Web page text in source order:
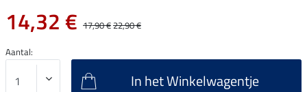
14,32 € 17,90 €22,90 €
Aantal:
In het Winkelwagentje